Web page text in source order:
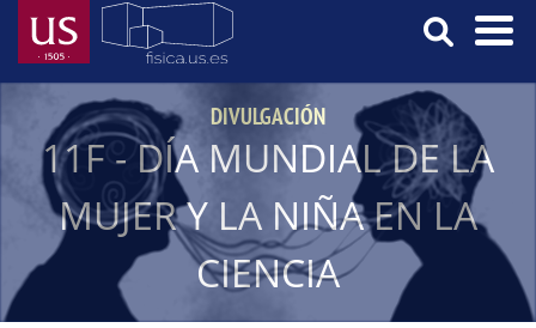
Pasar
contenido
principal
Menú
Principal
DIVULGACIÓN
11F - DÍA MUNDIAL DE LA
MUJER Y LA NIÑA EN LA
CIENCIA